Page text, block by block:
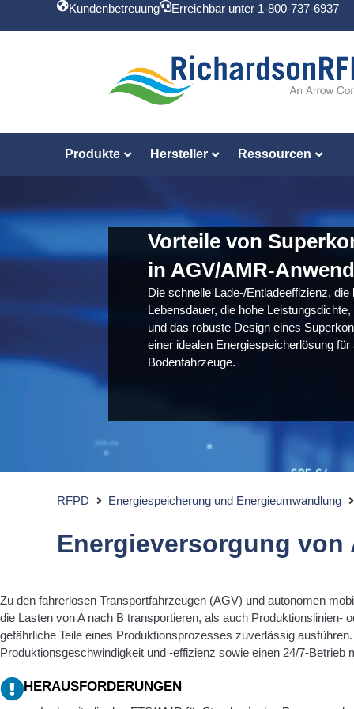
Kundenbetreuung Erreichbar unter 1-800-737-6937
Produkte Hersteller Ressourcen
Vorteile von
in AGV/AMR-
Die schnelle Lade-/Entladeeffizienz, die
Lebensdauer, die hohe
und das robuste Design eines
einer idealen Energiespeicherlösung für
Bodenfahrzeuge.
RFPD Energiespeicherung und Energieumwandlung
Energieversorgung von
Zu den fahrerlosen Transportfahrzeugen (AGV) und autonomen
die Lasten von A nach B transportieren, als auch Produktionslinien-
gefährliche Teile eines Produktionsprozesses zuverlässig
Produktionsgeschwindigkeit und -effizienz sowie einen 24/7-Betrieb
HERAUSFORDERUNGEN